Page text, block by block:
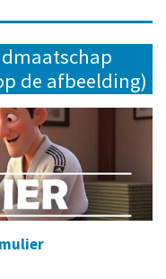
de afbeelding)